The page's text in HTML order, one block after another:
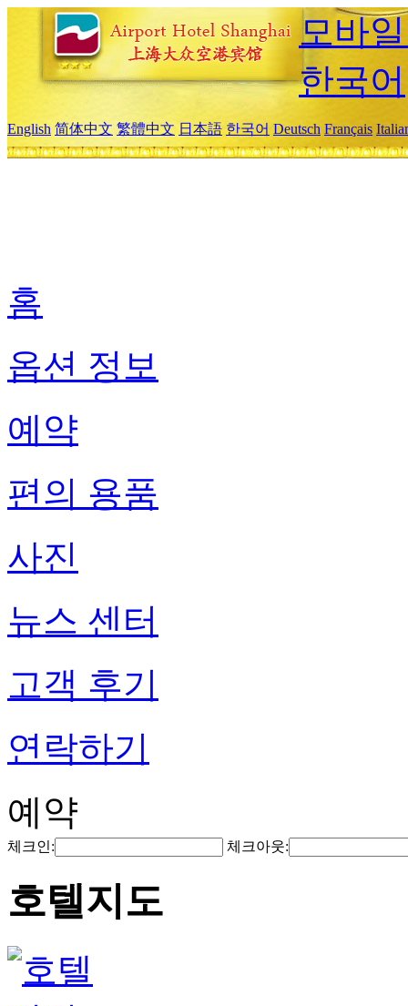
모바
한국어
English 简体中文 繁體中文 日本語 한국어 Deutsch Français
홈
옵션 정보
예약
편의 용품
사진
뉴스 센터
고객 후기
연락하기
예약
체크인: 체크아웃:
호텔지도